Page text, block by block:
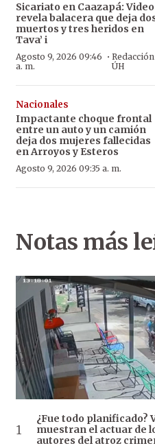
Sicariato en Caazapá: Video
revela balacera que deja
muertos y tres heridos en
Tava’ i
Agosto 9, 2026 09:46
a. m.
·Redacción
ÚH
Nacionales
Impactante choque frontal
entre un auto y un camión
deja dos mujeres fallecidas
en Arroyos y Esteros
Agosto 9, 2026 09:35 a. m.
Notas más
¿Fue todo planificado?
muestran el actuar de
autores del atroz